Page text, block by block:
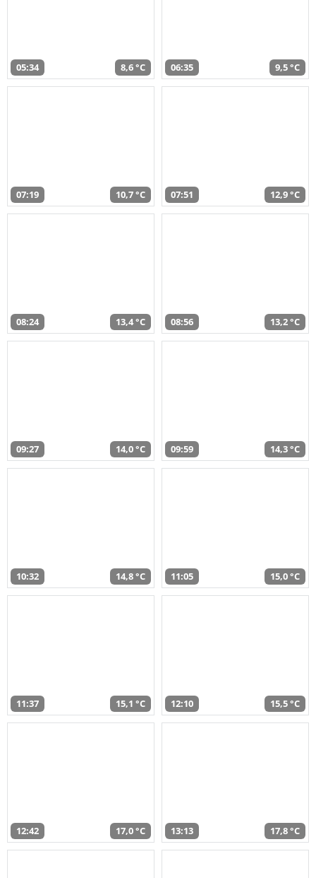
05:34 8,6 °C 06:35 9,5 °C
07:19 10,7 °C 07:51 12,9 °C
08:24 13,4 °C 08:56 13,2 °C
09:27 14,0 °C 09:59 14,3 °C
10:32 14,8 °C 11:05 15,0 °C
11:37 15,1 °C 12:10 15,5 °C
12:42 17,0 °C 13:13 17,8 °C